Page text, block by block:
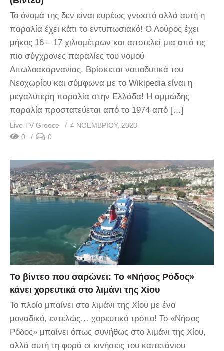
Το όνομά της δεν είναι ευρέως γνωστό αλλά αυτή η
παραλία έχει κάτι το εντυπωσιακό! Ο Λούρος έχει
μήκος 16 – 17 χιλιομέτρων και αποτελεί μια από τις
πιο σύγχρονες παραλίες του νομού
Αιτωλοακαρνανίας. Βρίσκεται νοτιοδυτικά του
Νεοχωρίου και σύμφωνα με το Wikipedia είναι η
μεγαλύτερη παραλία στην Ελλάδα! Η αμμώδης
παραλία προστατεύεται από το 1974 από […]
Live TV Greece
4 ΝΟΕΜΒΡΊΟΥ, 2023
0
0
Το βίντεο που σαρώνει: Το «Νήσος Ρόδος»
κάνει χορευτικά στο λιμάνι της Χίου
Το πλοίο μπαίνει στο λιμάνι της Χίου με ένα
μοναδικό, εντελώς… χορευτικό τρόπο! Το «Νήσος
Ρόδος» μπαίνει όπως συνήθως στο λιμάνι της Χίου,
αλλά αυτή τη φορά οι κινήσεις του καπετάνιου